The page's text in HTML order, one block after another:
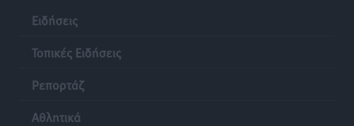
Ειδήσεις
Τοπικές Ειδήσεις
Ρεπορτάζ
Αθλητικά